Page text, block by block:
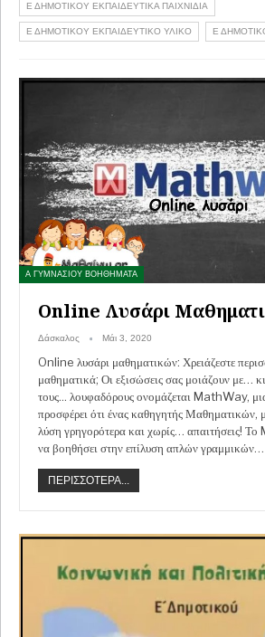
Ε ΔΗΜΟΤΙΚΟΥ ΕΚΠΑΙΔΕΥΤΙΚΑ ΠΑΙΧΝΙΔΙΑ
Ε ΔΗΜΟΤΙΚΟΥ ΕΚΠΑΙΔΕΥΤΙΚΟ ΥΛΙΚΟ Ε
Α ΓΥΜΝΑΣΙΟΥ ΒΟΗΘΗΜΑΤΑ
Online Λυσάρι
Δάσκαλος Μάι 3, 2020
Online λυσάρι μαθηματικών: Χρειάζεστε
μαθηματικά; Οι εξισώσεις σας μοιάζουν με…
τους... λουφαδόρους ονομάζεται MathWay,
προσφέρει ότι ένας καθηγητής Μαθηματικών,
λύση γρηγορότερα και χωρίς… απαιτήσεις!
να βοηθήσει στην επίλυση απλών γραμμικών…
ΠΕΡΙΣΣΌΤΕΡΑ...